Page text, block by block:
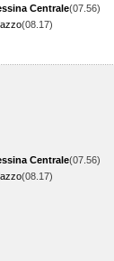
Centrale(07.56)
(08.17)
Centrale(07.56)
(08.17)